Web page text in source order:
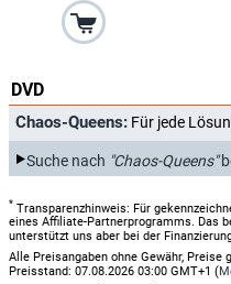
DVD
Chaos-Queens: Für jede
Suche nach "Chaos-Queens"
* Transparenzhinweis: Für
eines Affiliate-Partnerprogramms. Das
unterstützt uns aber bei der
Alle Preisangaben ohne Gewähr, Preise
Preisstand: 07.08.2026 03:00 GMT+1 (